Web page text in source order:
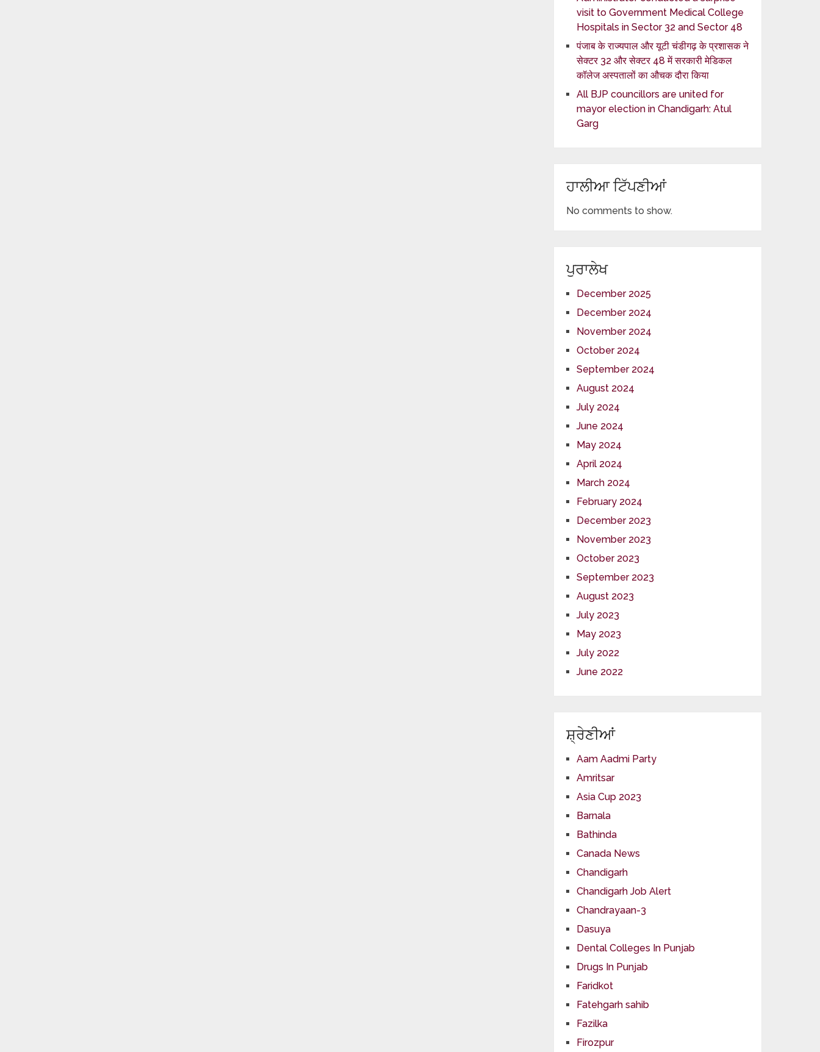
visit to Government Medical College
Hospitals in Sector 32 and Sector 48
पंजाब के राज्यपाल और यूटी चंडीगढ़ के प्रशासक ने
सेक्टर 32 और सेक्टर 48 में सरकारी मेडिकल
कॉलेज अस्पतालों का औचक दौरा किया
All BJP councillors are united for
mayor election in Chandigarh: Atul
Garg
ਹਾਲੀਆ ਟਿੱਪਣੀਆਂ
No comments to show.
ਪੁਰਾਲੇਖ
December 2025
December 2024
November 2024
October 2024
September 2024
August 2024
July 2024
June 2024
May 2024
April 2024
March 2024
February 2024
December 2023
November 2023
October 2023
September 2023
August 2023
July 2023
May 2023
July 2022
June 2022
ਸ਼੍ਰੇਣੀਆਂ
Aam Aadmi Party
Amritsar
Asia Cup 2023
Barnala
Bathinda
Canada News
Chandigarh
Chandigarh Job Alert
Chandrayaan-3
Dasuya
Dental Colleges In Punjab
Drugs In Punjab
Faridkot
Fatehgarh sahib
Fazilka
Firozpur